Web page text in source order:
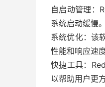
自启动管理：
系统启动缓慢。
系统优化：该
性能和响应速度
快捷工具：
以帮助用户更